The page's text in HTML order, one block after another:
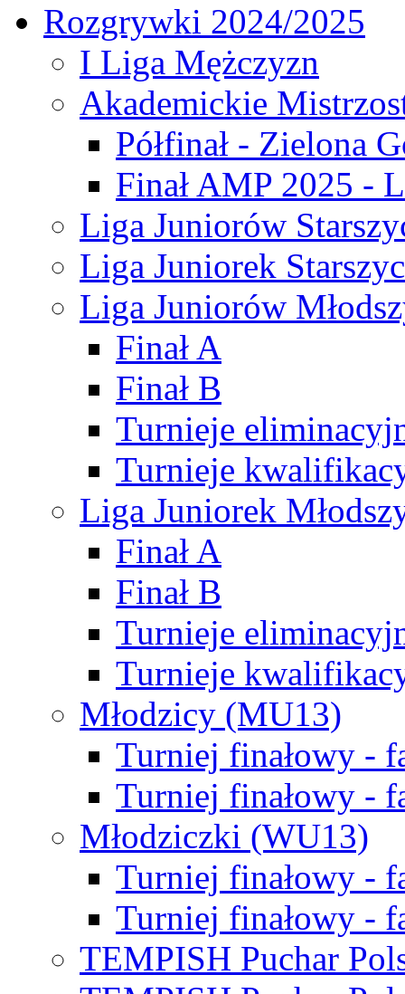
Rozgrywki 2024/2025
I Liga Mężczyzn
Akademickie
Półfinał - Zielona
Finał AMP 2025 -
Liga Juniorów
Liga Juniorek
Liga Juniorów
Finał A
Finał B
Turnieje
Turnieje
Liga Juniorek
Finał A
Finał B
Turnieje
Turnieje
Młodzicy (MU13)
Turniej finałowy -
Turniej finałowy -
Młodziczki (WU13)
Turniej finałowy -
Turniej finałowy -
TEMPISH Puchar